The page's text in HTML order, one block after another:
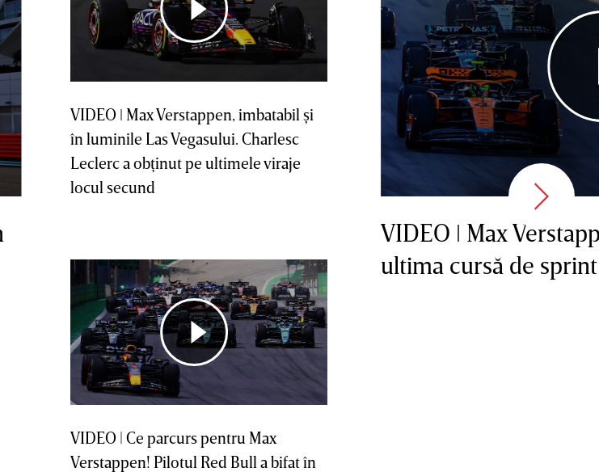
VIDEO ǀ Max Verstappen, imbatabil şi
în luminile Las Vegasului. Charlesc
Leclerc a obţinut pe ultimele viraje
locul secund
VIDEO | Ce parcurs pentru Max
Verstappen! Pilotul Red Bull a bifat în
VIDEO ǀ Max
ultima cursă de